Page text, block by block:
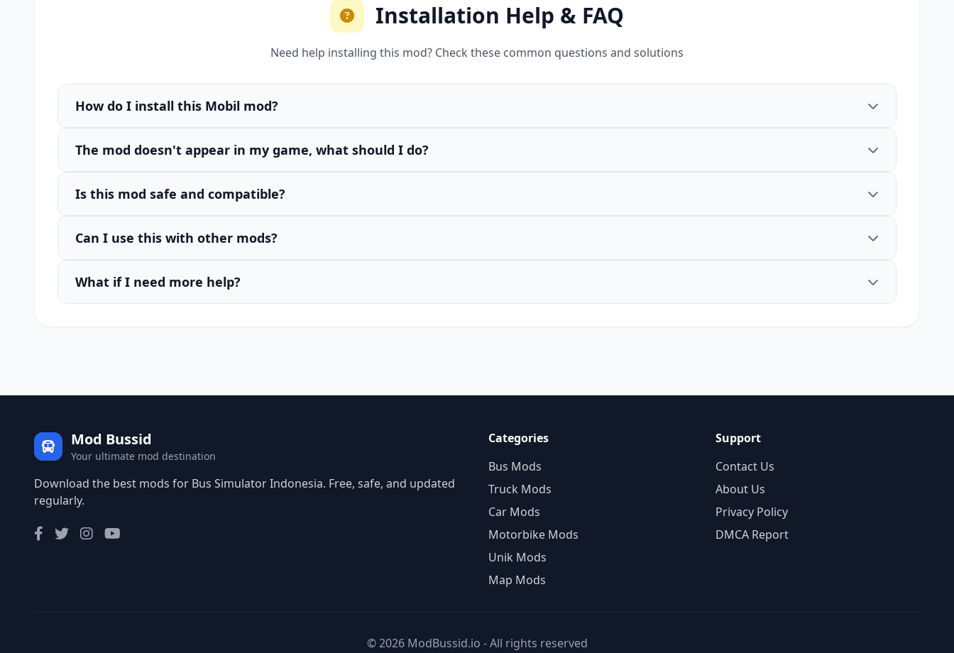
Installation Help & FAQ
Need help installing this mod? Check these common questions and solutions
How do I install this Mobil mod?
The mod doesn't appear in my game, what should I do?
Is this mod safe and compatible?
Can I use this with other mods?
What if I need more help?
Mod Bussid
Your ultimate mod destination
Download the best mods for Bus Simulator Indonesia. Free, safe, and updated
regularly.
Categories
Bus Mods
Truck Mods
Car Mods
Motorbike Mods
Unik Mods
Map Mods
Support
Contact Us
About Us
Privacy Policy
DMCA Report
© 2026 ModBussid.io - All rights reserved